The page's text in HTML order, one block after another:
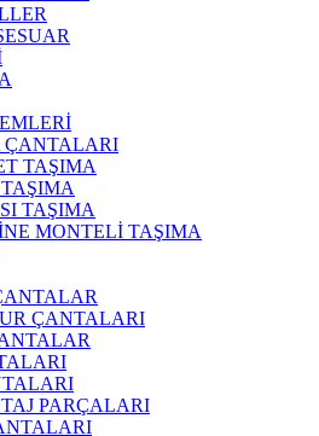
ÇANTALARI
TAŞIMA
TAŞIMA
MONTELİ TAŞIMA
ÇANTALARI
PARÇALARI